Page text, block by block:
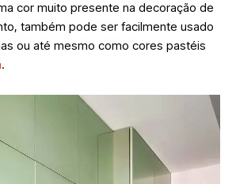
cor muito presente na decoração de
também pode ser facilmente usado
ou até mesmo como cores pastéis
.